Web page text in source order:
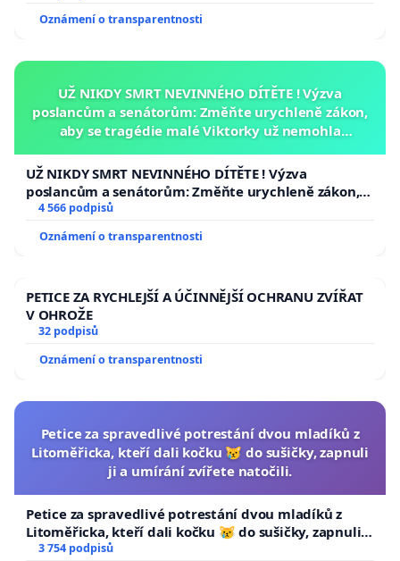
Oznámení o transparentnosti
UŽ NIKDY SMRT NEVINNÉHO DÍTĚTE ! Výzva
poslancům a senátorům: Změňte urychleně zákon,
aby se tragédie malé Viktorky už nemohla
UŽ NIKDY SMRT NEVINNÉHO DÍTĚTE ! Výzva
poslancům a senátorům: Změňte urychleně zákon,
aby se tragédie malé Viktorky už nemohla opakovat!
4 566 podpisů
Oznámení o transparentnosti
PETICE ZA RYCHLEJŠÍ A ÚČINNĚJŠÍ OCHRANU ZVÍŘAT
V OHROŽE
32 podpisů
Oznámení o transparentnosti
Petice za spravedlivé potrestání dvou mladíků z
Litoměřicka, kteří dali kočku 😿 do sušičky, zapnuli
ji a umírání zvířete natočili.
Petice za spravedlivé potrestání dvou mladíků z
Litoměřicka, kteří dali kočku 😿 do sušičky, zapnuli ji
a umírání zvířete natočili.
3 754 podpisů